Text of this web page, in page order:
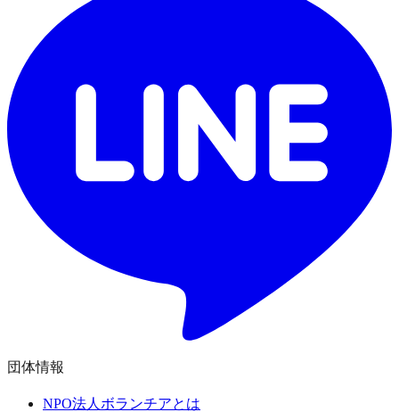
団体情報
NPO法人ボランチアとは